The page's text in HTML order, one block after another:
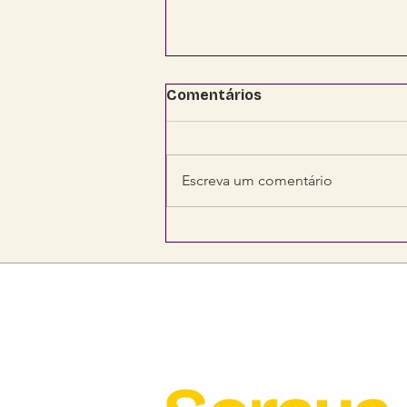
Comentários
Escreva um comentário